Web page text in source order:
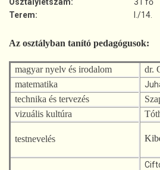
Terem
I./14.
Az osztályban tanító pedagógusok:
magyar nyelv és irodalom
dr.
matematika
technika és tervezés
vizuális kultúra
testnevelés